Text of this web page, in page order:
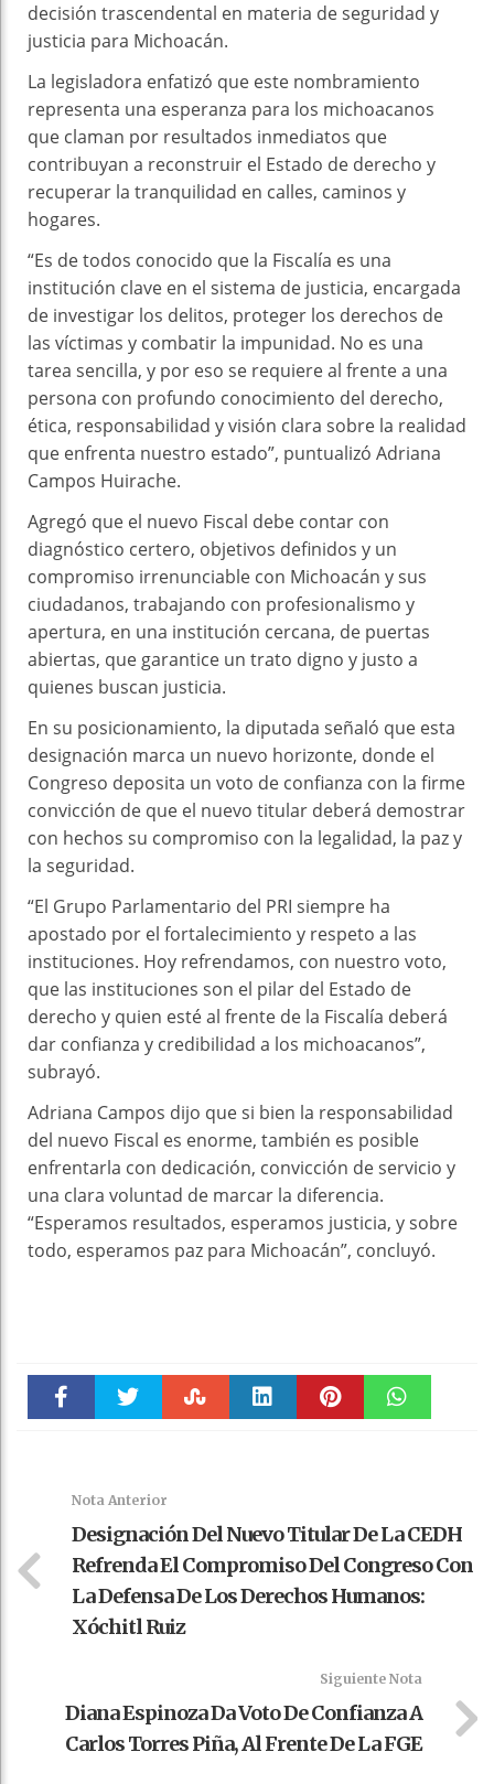
decisión trascendental en materia de seguridad y
justicia para Michoacán.
La legisladora enfatizó que este nombramiento
representa una esperanza para los michoacanos
que claman por resultados inmediatos que
contribuyan a reconstruir el Estado de derecho y
recuperar la tranquilidad en calles, caminos y
hogares.
“Es de todos conocido que la Fiscalía es una
institución clave en el sistema de justicia, encargada
de investigar los delitos, proteger los derechos de
las víctimas y combatir la impunidad. No es una
tarea sencilla, y por eso se requiere al frente a una
persona con profundo conocimiento del derecho,
ética, responsabilidad y visión clara sobre la realidad
que enfrenta nuestro estado”, puntualizó Adriana
Campos Huirache.
Agregó que el nuevo Fiscal debe contar con
diagnóstico certero, objetivos definidos y un
compromiso irrenunciable con Michoacán y sus
ciudadanos, trabajando con profesionalismo y
apertura, en una institución cercana, de puertas
abiertas, que garantice un trato digno y justo a
quienes buscan justicia.
En su posicionamiento, la diputada señaló que esta
designación marca un nuevo horizonte, donde el
Congreso deposita un voto de confianza con la firme
convicción de que el nuevo titular deberá demostrar
con hechos su compromiso con la legalidad, la paz y
la seguridad.
“El Grupo Parlamentario del PRI siempre ha
apostado por el fortalecimiento y respeto a las
instituciones. Hoy refrendamos, con nuestro voto,
que las instituciones son el pilar del Estado de
derecho y quien esté al frente de la Fiscalía deberá
dar confianza y credibilidad a los michoacanos”,
subrayó.
Adriana Campos dijo que si bien la responsabilidad
del nuevo Fiscal es enorme, también es posible
enfrentarla con dedicación, convicción de servicio y
una clara voluntad de marcar la diferencia.
“Esperamos resultados, esperamos justicia, y sobre
todo, esperamos paz para Michoacán”, concluyó.
Nota Anterior
Designación Del Nuevo Titular De La CEDH
Refrenda El Compromiso Del Congreso Con
La Defensa De Los Derechos Humanos:
Xóchitl Ruiz
Siguiente Nota
Diana Espinoza Da Voto De Confianza A
Carlos Torres Piña, Al Frente De La FGE